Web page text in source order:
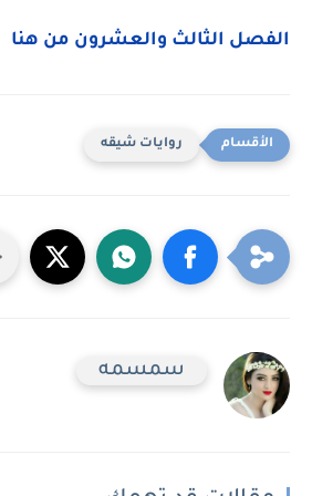
الفصل الثالث والعشرون من هنا
روايات شيقه
سمسمه